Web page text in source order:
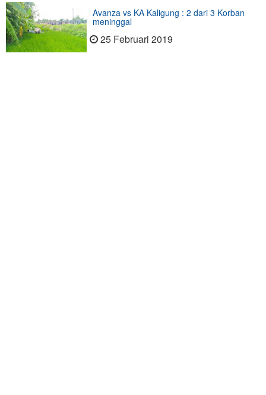
Avanza vs KA Kaligung : 2 dari 3 Korban
meninggal
25 Februari 2019